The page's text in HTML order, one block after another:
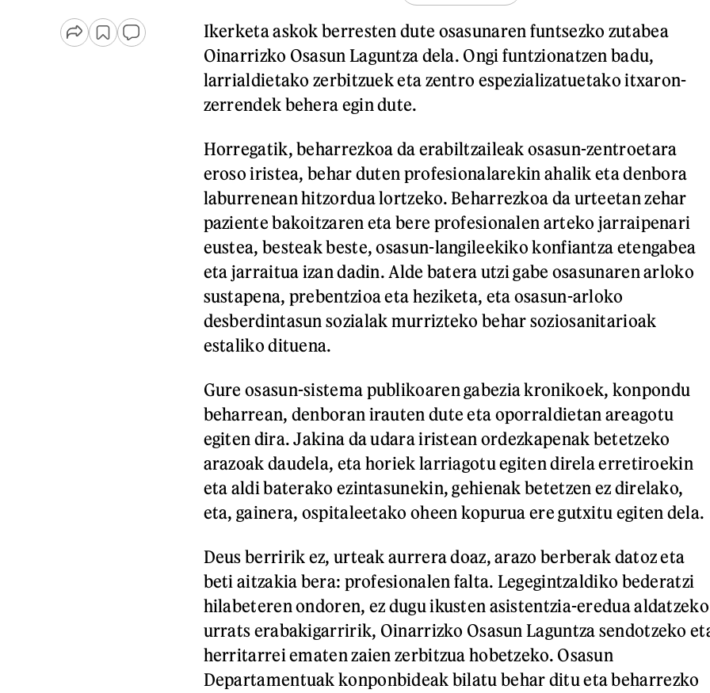
Ikerketa askok berresten dute osasunaren funtsezko zutabea
Oinarrizko Osasun Laguntza dela. Ongi funtzionatzen badu,
larrialdietako zerbitzuek eta zentro espezializatuetako itxaron-
zerrendek behera egin dute.
Horregatik, beharrezkoa da erabiltzaileak osasun-zentroetara
eroso iristea, behar duten profesionalarekin ahalik eta denbora
laburrenean hitzordua lortzeko. Beharrezkoa da urteetan zehar
paziente bakoitzaren eta bere profesionalen arteko jarraipenari
eustea, besteak beste, osasun-langileekiko konfiantza etengabea
eta jarraitua izan dadin. Alde batera utzi gabe osasunaren arloko
sustapena, prebentzioa eta heziketa, eta osasun-arloko
desberdintasun sozialak murrizteko behar soziosanitarioak
estaliko dituena.
Gure osasun-sistema publikoaren gabezia kronikoek, konpondu
beharrean, denboran irauten dute eta oporraldietan areagotu
egiten dira. Jakina da udara iristean ordezkapenak betetzeko
arazoak daudela, eta horiek larriagotu egiten direla erretiroekin
eta aldi baterako ezintasunekin, gehienak betetzen ez direlako,
eta, gainera, ospitaleetako oheen kopurua ere gutxitu egiten dela.
Deus berririk ez, urteak aurrera doaz, arazo berberak datoz eta
beti aitzakia bera: profesionalen falta. Legegintzaldiko bederatzi
hilabeteren ondoren, ez dugu ikusten asistentzia-eredua aldatzeko
urrats erabakigarririk, Oinarrizko Osasun Laguntza sendotzeko
herritarrei ematen zaien zerbitzua hobetzeko. Osasun
Departamentuak konponbideak bilatu behar ditu eta beharrezko